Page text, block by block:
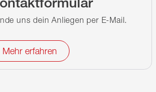
uns dein Anliegen per E-Mail.
Mehr erfahren